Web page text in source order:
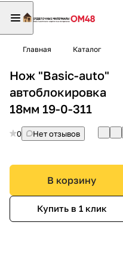
Главная Каталог
Нож "Basic-auto"
автоблокировка
18мм 19-0-311
0 Нет отзывов
В корзину
Купить в 1 клик